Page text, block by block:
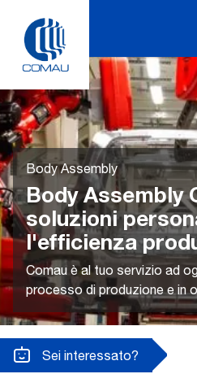
content
Body Assembly
Body Assembly
soluzioni
l'efficienza
Comau è al tuo servizio ad
processo di produzione e in
Sei interessato?